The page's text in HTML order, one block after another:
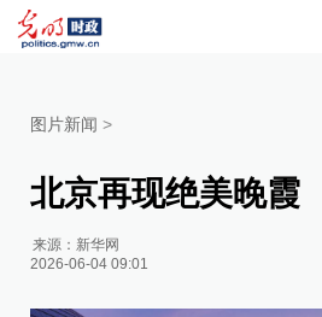
图片新闻 >
北京再现绝美晚霞
来源： 新华网
2026-06-04 09:01